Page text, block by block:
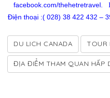
facebook.com/thehetretravel.
Điện thoại :( 028) 38 422 432 –
DU LICH CANADA TOUR
ĐỊA ĐIỂM THAM QUAN HẤP